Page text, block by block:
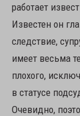
работает
Известен он
следствие,
имеет весьма
плохого,
в статусе
Очевидно,